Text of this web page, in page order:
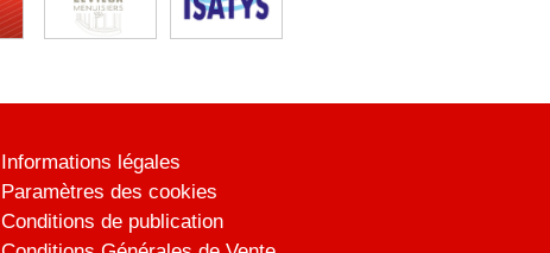
Informations légales
Paramètres des cookies
Conditions de publication